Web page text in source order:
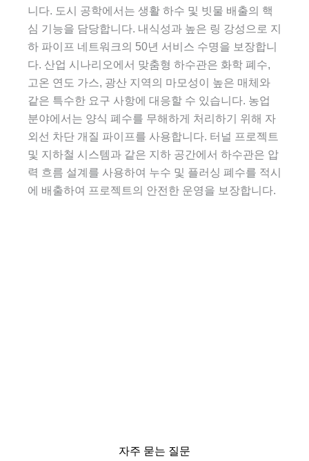
니다. 도시 공학에서는 생활 하수 및 빗물 배출의 핵
심 기능을 담당합니다. 내식성과 높은 링 강성으로 지
하 파이프 네트워크의 50년 서비스 수명을 보장합니
다. 산업 시나리오에서 맞춤형 하수관은 화학 폐수,
고온 연도 가스, 광산 지역의 마모성이 높은 매체와
같은 특수한 요구 사항에 대응할 수 있습니다. 농업
분야에서는 양식 폐수를 무해하게 처리하기 위해 자
외선 차단 개질 파이프를 사용합니다. 터널 프로젝트
및 지하철 시스템과 같은 지하 공간에서 하수관은 압
력 흐름 설계를 사용하여 누수 및 플러싱 폐수를 적시
에 배출하여 프로젝트의 안전한 운영을 보장합니다.
자주 묻는 질문